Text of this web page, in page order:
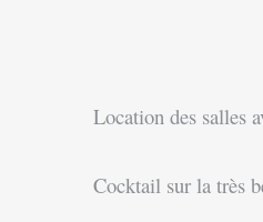
Location des salles
Cocktail sur la très